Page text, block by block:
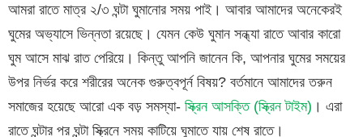
আমরা রাতে মাত্র ২/৩ ঘন্টা ঘুমানোর সময় পাই। আবার আমাদের অনেকেরই
ঘুমের অভ্যাসে ভিন্নতা রয়েছে। যেমন কেউ ঘুমান সন্ধ্যা রাতে আবার কারো
ঘুম আসে মাঝ রাত পেরিয়ে। কিন্তু আপনি জানেন কি, আপনার ঘুমের সময়ের
উপর নির্ভর করে শরীরের অনেক গুরুত্বপূর্ন বিষয়? বর্তমানে আমাদের তরুন
সমাজের হয়েছে আরো এক বড় সমস্যা- স্ক্রিন আসক্তি (স্ক্রিন টাইম) । এরা
রাতে ঘন্টার পর ঘন্টা স্ক্রিনে সময় কাটিয়ে ঘুমাতে যায় শেষ রাতে।